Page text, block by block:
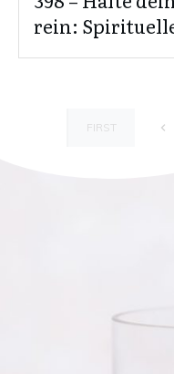
rein:
FIRST